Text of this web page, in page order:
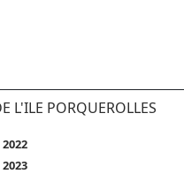
L'ILE PORQUEROLLES